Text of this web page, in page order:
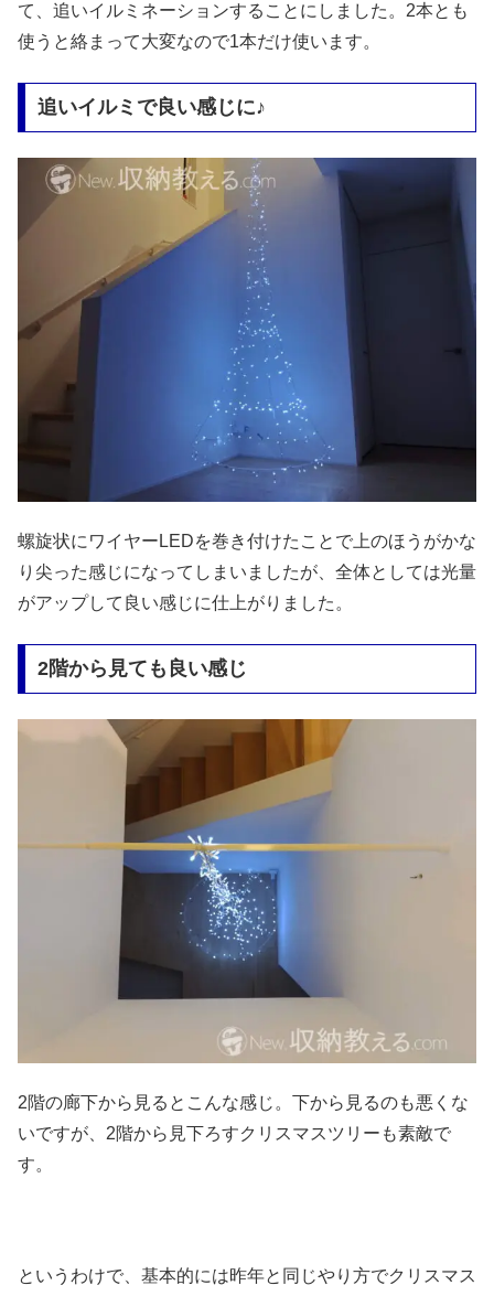
て、追いイルミネーションすることにしました。2本とも
使うと絡まって大変なので1本だけ使います。
追いイルミで良い感じに♪
螺旋状にワイヤーLEDを巻き付けたことで上のほうがかな
り尖った感じになってしまいましたが、全体としては光量
がアップして良い感じに仕上がりました。
2階から見ても良い感じ
2階の廊下から見るとこんな感じ。下から見るのも悪くな
いですが、2階から見下ろすクリスマスツリーも素敵で
す。
というわけで、基本的には昨年と同じやり方でクリスマス